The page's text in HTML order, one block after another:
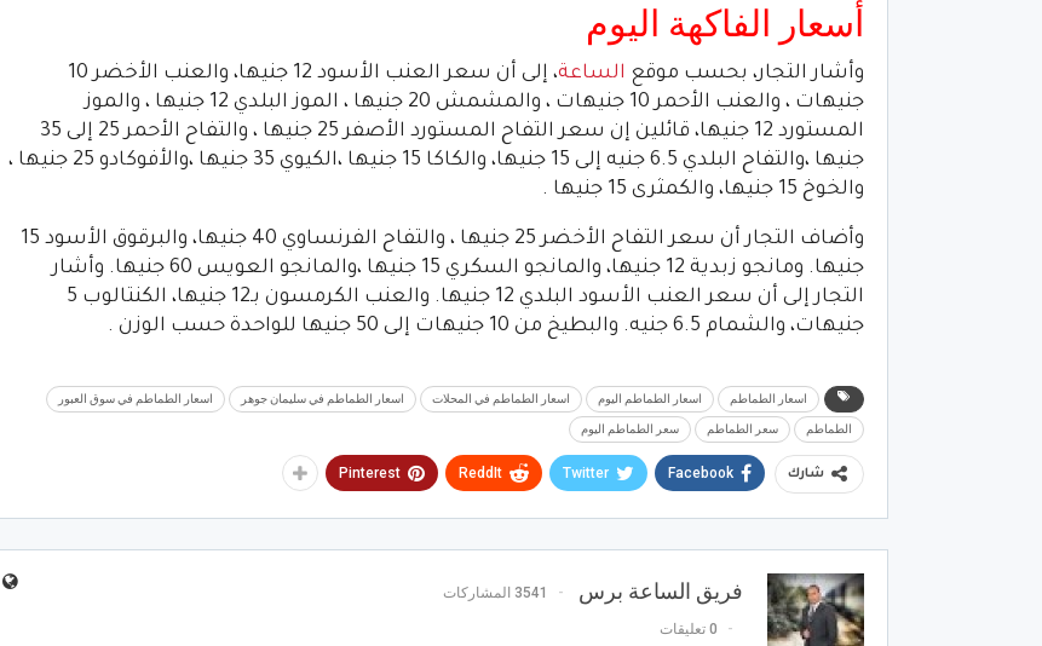
أسعار الفاكهة اليوم
وأشار التجار، بحسب موقع الساعة
، إلى أن سعر العنب الأسود 12 جنيها، والعنب الأخضر 10
جنيهات ، والعنب الأحمر 10 جنيهات ، والمشمش 20 جنيها ، الموز البلدي 12 جنيها ، والموز
المستورد 12 جنيها، قائلين إن سعر التفاح المستورد الأصفر 25 جنيها ، والتفاح الأحمر 25 إلى 35
جنيها ،والتفاح البلدي 6.5 جنيه إلى 15 جنيها، والكاكا 15 جنيها ،الكيوي 35 جنيها ،والأفوكادو 25 جنيها ،
والخوخ 15 جنيها، والكمثرى 15 جنيها .
وأضاف التجار أن سعر التفاح الأخضر 25 جنيها ، والتفاح الفرنساوي 40 جنيها، والبرقوق الأسود 15
جنيها. ومانجو زبدية 12 جنيها، والمانجو السكري 15 جنيها ،والمانجو العويس 60 جنيها. وأشار
التجار إلى أن سعر العنب الأسود البلدي 12 جنيها. والعنب الكرمسون بـ12 جنيها، الكنتالوب 5
جنيهات، والشمام 6.5 جنيه. والبطيخ من 10 جنيهات إلى 50 جنيها للواحدة حسب الوزن .
اسعار الطماطم اسعار الطماطم اليوم اسعار الطماطم في المحلات اسعار الطماطم في سليمان جوهر اسعار الطماطم في سوق العبور
الطماطم سعر الطماطم سعر الطماطم اليوم
شارك Facebook
Twitter
ReddIt
Pinterest
فريق الساعة برس 3541 المشاركات
0 تعليقات